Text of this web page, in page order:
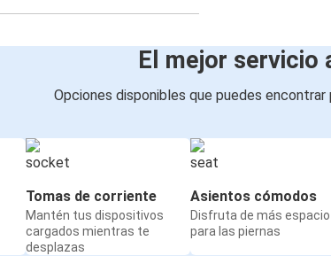
El mejor servicio
Opciones disponibles que puedes encontrar
Tomas de corriente
Mantén tus dispositivos
cargados mientras te
desplazas
Asientos cómodos
Disfruta de más espacio
para las piernas